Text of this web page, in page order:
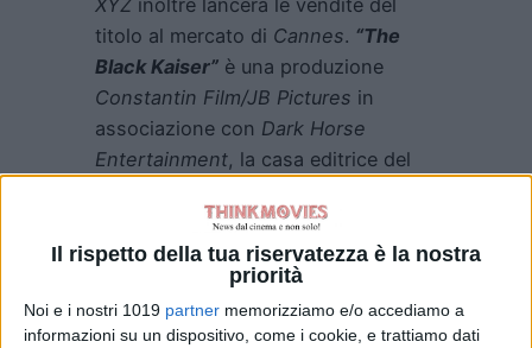
Il rispetto della tua riservatezza è la nostra
priorità
Noi e i nostri 1019 partner memorizziamo e/o accediamo a
informazioni su un dispositivo, come i cookie, e trattiamo dati
titolo al mercato di Cannes. “The
Black Kaiser” è una produzione
Constantin Film/JB Pictures in
associazione con Dark Horse
Entertainment, la casa editrice del
“Siamo molto entusiasti di lavorare
con il brillante Mads Mikkelsen e il
visionario Jonas Akerlund a quello
che sarà un viaggio esplosivo, ricco